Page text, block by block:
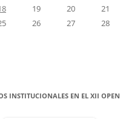
19 20 21
26 27 28
INSTITUCIONALES EN EL XII OPEN